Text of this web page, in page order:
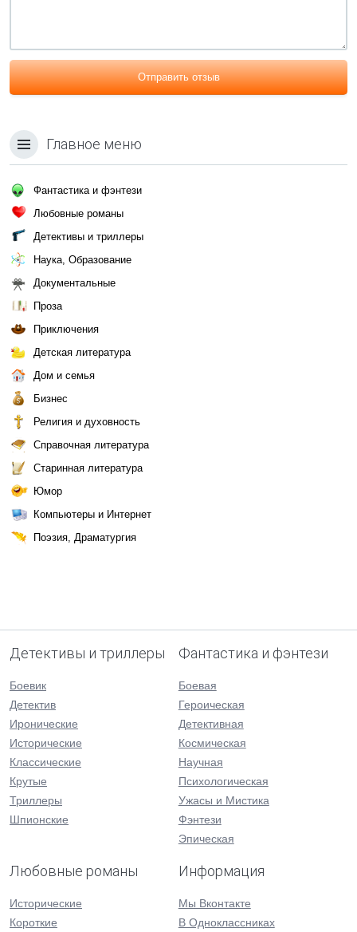
Отправить отзыв
Главное меню
Фантастика и фэнтези
Любовные романы
Детективы и триллеры
Наука, Образование
Документальные
Проза
Приключения
Детская литература
Дом и семья
Бизнес
Религия и духовность
Справочная литература
Старинная литература
Юмор
Компьютеры и Интернет
Поэзия, Драматургия
Детективы и триллеры
Боевик
Детектив
Иронические
Исторические
Классические
Крутые
Триллеры
Шпионские
Фантастика и фэнтези
Боевая
Героическая
Детективная
Космическая
Научная
Психологическая
Ужасы и Мистика
Фэнтези
Эпическая
Любовные романы
Исторические
Короткие
Информация
Мы Вконтакте
В Одноклассниках